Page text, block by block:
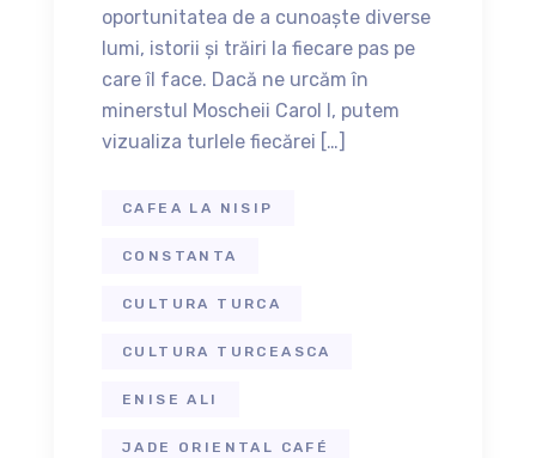
oportunitatea de a cunoaște diverse
lumi, istorii și trăiri la fiecare pas pe
care îl face. Dacă ne urcăm în
minerstul Moscheii Carol I, putem
vizualiza turlele fiecărei […]
CAFEA LA NISIP
CONSTANTA
CULTURA TURCA
CULTURA TURCEASCA
ENISE ALI
JADE ORIENTAL CAFÉ